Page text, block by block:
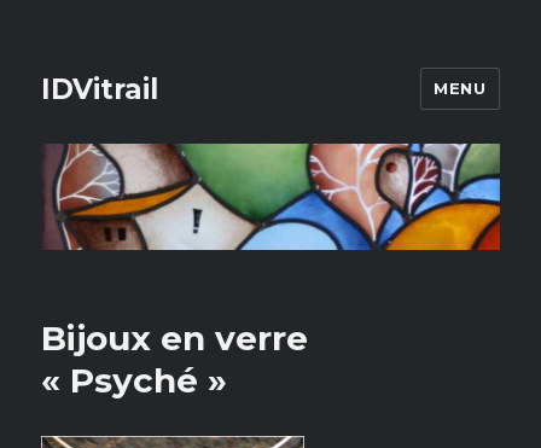
IDVitrail MENU
Bijoux en verre
« Psyché »